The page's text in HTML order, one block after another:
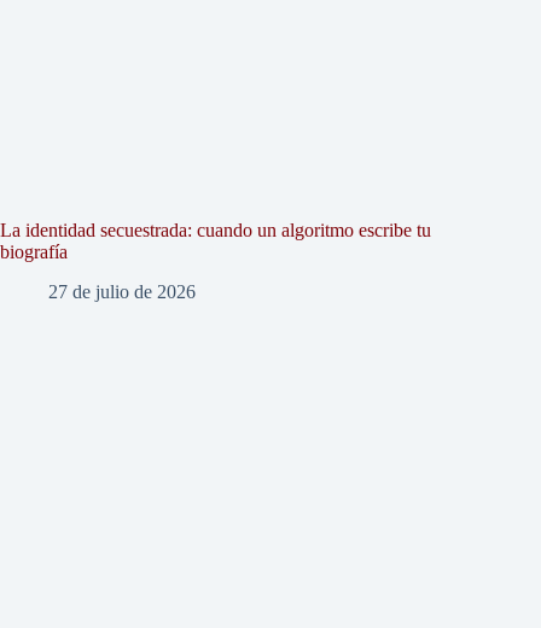
La identidad secuestrada: cuando un algoritmo escribe tu
biografía
27 de julio de 2026